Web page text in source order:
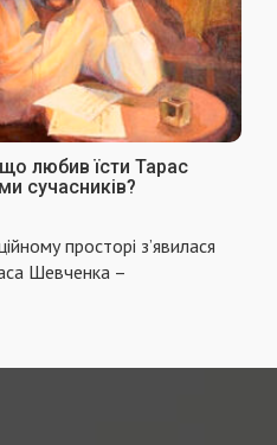
любив їсти Тарас
сучасників?
просторі з’явилася
Шевченка –